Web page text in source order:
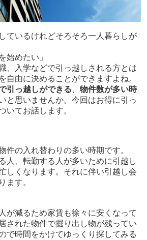
ているけれどそろそろ一人暮らしが
始めたい」
、入学などで引っ越しされる方とは
自由に決めることができますよね。
引っ越しができる
物件数が多い時
と思いませんか。今回はお得に引っ
いてお話します。
件の入れ替わりの多い時期です。
人、転勤する人が多いために引越し
しくなります。それに伴い引越し会
ます。
が減るため家賃も徐々に安くなって
された物件で掘り出し物が残ってい
で時間をかけてゆっくり探してみる